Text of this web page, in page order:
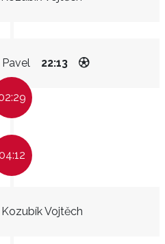
22:13
04:12
Kozubík Vojtěch